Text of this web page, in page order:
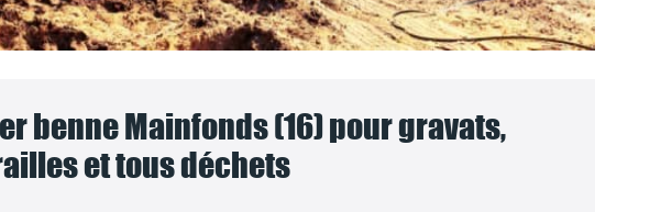
benne Mainfonds (16) pour gravats,
et tous déchets